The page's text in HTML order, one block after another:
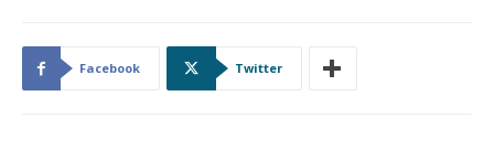
Facebook Twitter